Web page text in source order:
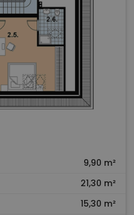
9,90 m²
21,30 m²
15,30 m²